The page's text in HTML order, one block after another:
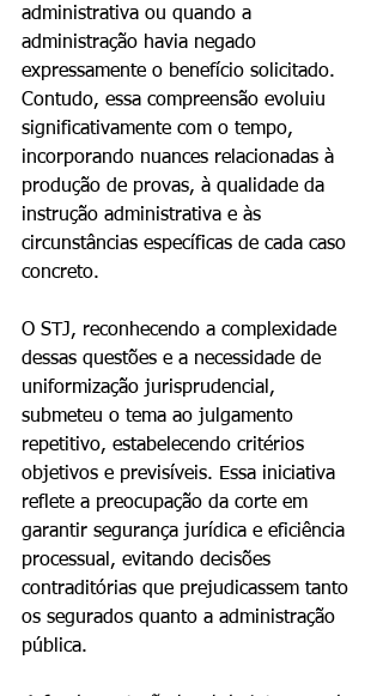
administrativa ou quando a
administração havia negado
expressamente o benefício solicitado.
Contudo, essa compreensão evoluiu
significativamente com o tempo,
incorporando nuances relacionadas à
produção de provas, à qualidade da
instrução administrativa e às
circunstâncias específicas de cada caso
concreto.
O STJ, reconhecendo a complexidade
dessas questões e a necessidade de
uniformização jurisprudencial,
submeteu o tema ao julgamento
repetitivo, estabelecendo critérios
objetivos e previsíveis. Essa iniciativa
reflete a preocupação da corte em
garantir segurança jurídica e eficiência
processual, evitando decisões
contraditórias que prejudicassem tanto
os segurados quanto a administração
pública.